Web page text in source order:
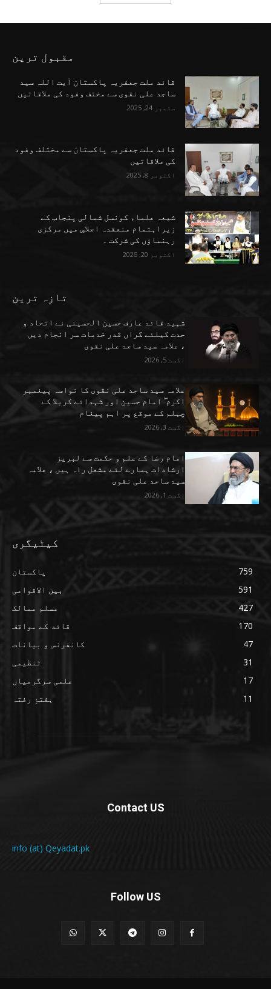
مقبول ترین
قائد ملت جعفریہ پاکستان آیت اللہ سید
ساجد علی نقوی سے مختف وفود کی ملاقاتیں
ستمبر 24, 2025
قائد ملت جعفریہ پاکستان سے مختلف وفود
کی ملاقاتیں
اکتوبر 8, 2025
شیعہ علماء کونسل شمالی پنجاب کے
زیراہتمام منعقدہ اجلاسِ میں مرکزی
رہنماؤں کی شرکت ۔
اکتوبر 20, 2025
تازہ ترین
شہید قائد عارف حسین الحسینی نے اتحاد و
حدت کیلئے گراں قدر خدمات سر انجام دیں
، علامہ سید ساجد علی نقوی
اگست 5, 2026
علامہ سید ساجد علی نقوی کا نواسہ پیغمبر
اکرم ۖ امام حسین اور شہدائے کربلا کے
چہلم کے موقع پر اہم پیغام
اگست 3, 2026
امام رضا کے علم و حکمت سے لبریز
ارشادات ہمارے لئے مشعل راہ ہیں ، علامہ
سید ساجد علی نقوی
اگست 1, 2026
کیٹیگری
پاکستان
759
بین الاقوامی
591
مسلم ممالک
427
قائد کے مواقف
170
کانفرنس و بیانات
47
تنظیمی
31
علمی سرگرمیاں
17
ہفتۂِ رفتہ
11
Contact US
info (at) Qeyadat.pk
Follow US